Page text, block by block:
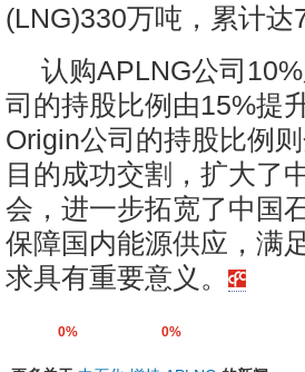
(LNG)330万吨，累计
认购APLNG公司
司的持股比例由15%提
Origin公司的持股比例
目的成功交割，扩大了
会，进一步拓宽了中国
保障国内能源供应，满
求具有重要意义。
0% 0%